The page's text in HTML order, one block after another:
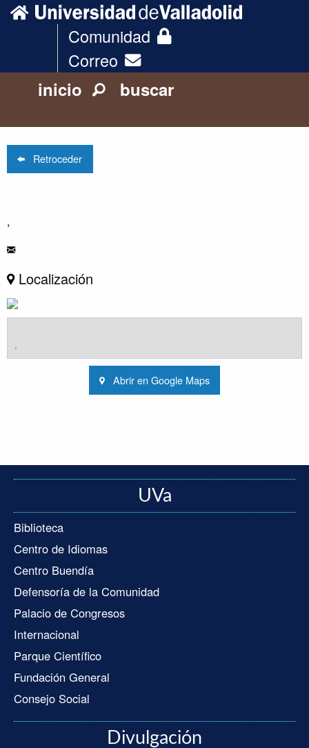
Comunidad
Correo
inicio
buscar
Retroceder
,
Localización
,
Abrir en Google Maps
UVa
Biblioteca
Centro de Idiomas
Centro Buendía
Defensoría de la Comunidad
Palacio de Congresos
Internacional
Parque Científico
Fundación General
Consejo Social
Divulgación